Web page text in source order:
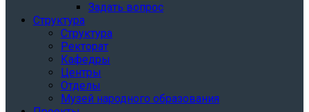
Задать вопрос
Структура
Структура
Ректорат
Кафедры
Центры
Отделы
Музей народного образования